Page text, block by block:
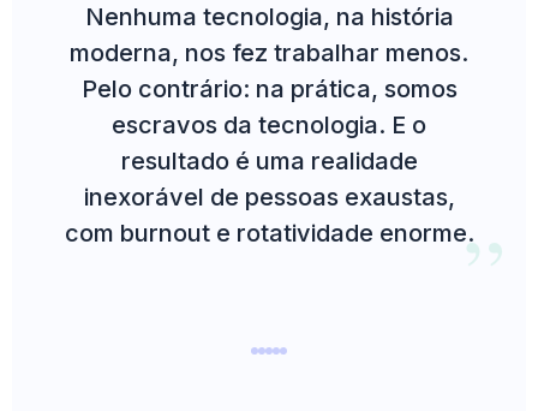
Nenhuma tecnologia, na história
moderna, nos fez trabalhar menos.
Pelo contrário: na prática, somos
escravos da tecnologia. E o
resultado é uma realidade
inexorável de pessoas exaustas,
com burnout e rotatividade enorme.